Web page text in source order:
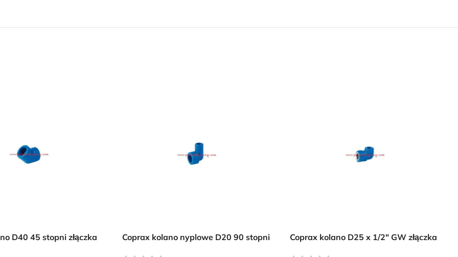
D40 45 stopni złączka
Coprax kolano nyplowe D20 90 stopni
Coprax kolano D25 x 1/2″ GW złączka